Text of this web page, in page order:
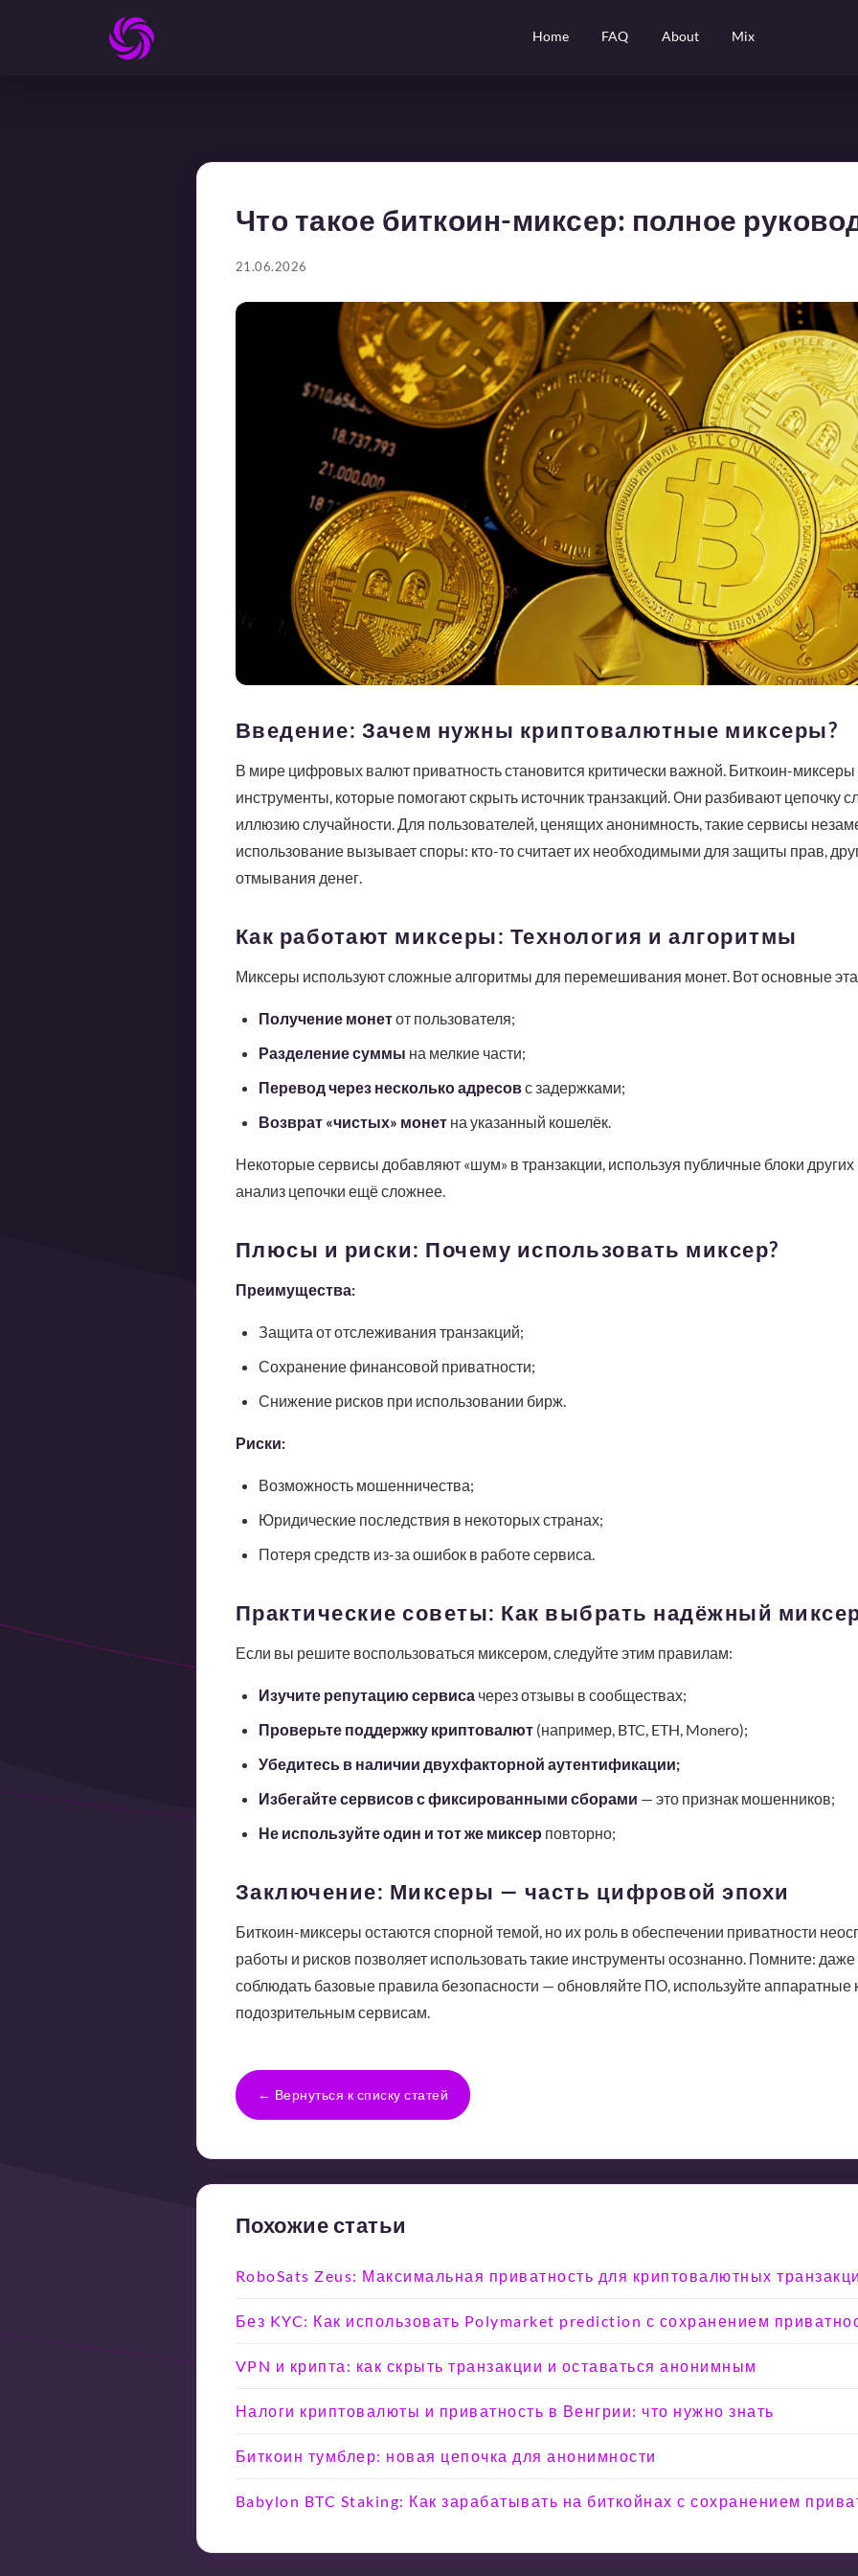
Home FAQ About Mix
Что такое биткоин-миксер: полное
21.06.2026
Введение: Зачем нужны криптовалютные миксеры?
В мире цифровых валют приватность становится критически важной. Биткоин-
инструменты, которые помогают скрыть источник транзакций. Они разбивают цепочку
иллюзию случайности. Для пользователей, ценящих анонимность, такие сервисы
использование вызывает споры: кто-то считает их необходимыми для защиты прав,
отмывания денег.
Как работают миксеры: Технология и алгоритмы
Миксеры используют сложные алгоритмы для перемешивания монет. Вот основные
Получение монетот пользователя;
Разделение суммы на мелкие части;
Перевод через несколько адресовс задержками;
Возврат «чистых» монетна указанный кошелёк.
Некоторые сервисы добавляют «шум» в транзакции, используя публичные блоки
анализ цепочки ещё сложнее.
Плюсы и риски: Почему использовать миксер?
Преимущества:
Защита от отслеживания транзакций;
Сохранение финансовой приватности;
Снижение рисков при использовании бирж.
Риски:
Возможность мошенничества;
Юридические последствия в некоторых странах;
Потеря средств из-за ошибок в работе сервиса.
Практические советы: Как выбрать надёжный
Если вы решите воспользоваться миксером, следуйте этим правилам:
Изучите репутацию сервисачерез отзывы в сообществах;
Проверьте поддержку криптовалют(например, BTC, ETH, Monero);
Убедитесь в наличии двухфакторной аутентификации;
Избегайте сервисов с фиксированными сборами — это признак мошенников;
Не используйте один и тот же миксер повторно;
Заключение: Миксеры — часть цифровой эпохи
Биткоин-миксеры остаются спорной темой, но их роль в обеспечении приватности
работы и рисков позволяет использовать такие инструменты осознанно. Помните:
соблюдать базовые правила безопасности — обновляйте ПО, используйте аппаратные
подозрительным сервисам.
← Вернуться к списку статей
Похожие статьи
RoboSats Zeus: Максимальная приватность для криптовалютных
Без KYC: Как использовать Polymarket prediction с сохранением
VPN и крипта: как скрыть транзакции и оставаться анонимным
Налоги криптовалюты и приватность в Венгрии: что нужно знать
Биткоин тумблер: новая цепочка для анонимности
Babylon BTC Staking: Как зарабатывать на биткойнах с сохранением